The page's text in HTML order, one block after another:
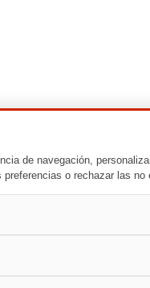
de navegación,
o rechazar las no